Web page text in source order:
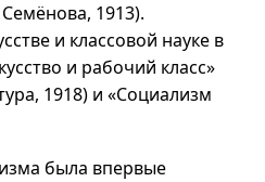
1913).
и классовой науке в
и рабочий класс»
1918) и «Социализм
была впервые